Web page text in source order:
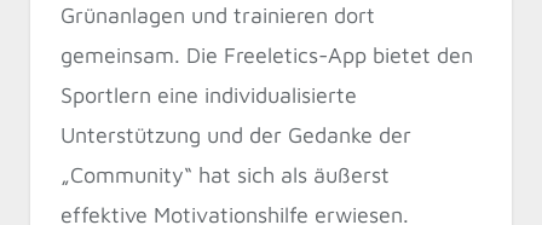
Grünanlagen und trainieren dort
gemeinsam. Die Freeletics-App bietet den
Sportlern eine individualisierte
Unterstützung und der Gedanke der
„Community“ hat sich als äußerst
effektive Motivationshilfe erwiesen.